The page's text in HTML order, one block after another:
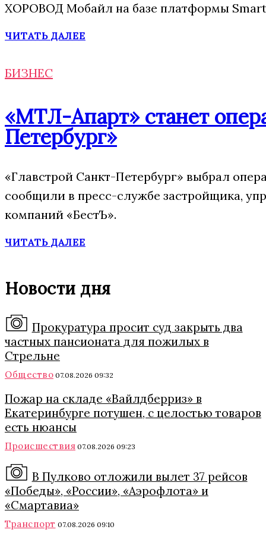
ХОРОВОД Мобайл на базе платформы Smart
ЧИТАТЬ ДАЛЕЕ
БИЗНЕС
«МТЛ-Апарт» станет
Петербург»
«Главстрой Санкт-Петербург» выбрал
сообщили в пресс-службе застройщика,
компаний «БестЪ».
ЧИТАТЬ ДАЛЕЕ
Новости дня
Прокуратура просит суд закрыть два
частных пансионата для пожилых в
Стрельне
Общество 07.08.2026 09:32
Пожар на складе «Вайлдберриз» в
Екатеринбурге потушен, с целостью товаров
есть нюансы
Происшествия 07.08.2026 09:23
В Пулково отложили вылет 37 рейсов
«Победы», «России», «Аэрофлота» и
«Смартавиа»
Транспорт 07.08.2026 09:10